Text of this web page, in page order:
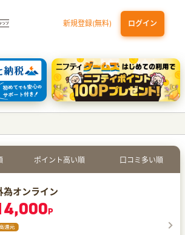
新規登録(無料) ログイン
住友カード ゴールド（NL）（家族カード発行）
| Disney+(ディズニープラス) セットプラン
（iDeCo）
ポイント高い順 口コミ多い順
為オンライン
P